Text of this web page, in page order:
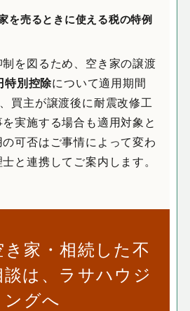
を売るときに使える税の特例
を図るため、空き家の譲渡
別控除について適用期間
買主が譲渡後に耐震改修工
実施する場合も適用対象と
可否はご事情によって変わ
と連携してご案内します。
家・相続した不
は、ラサハウジ
ングへ